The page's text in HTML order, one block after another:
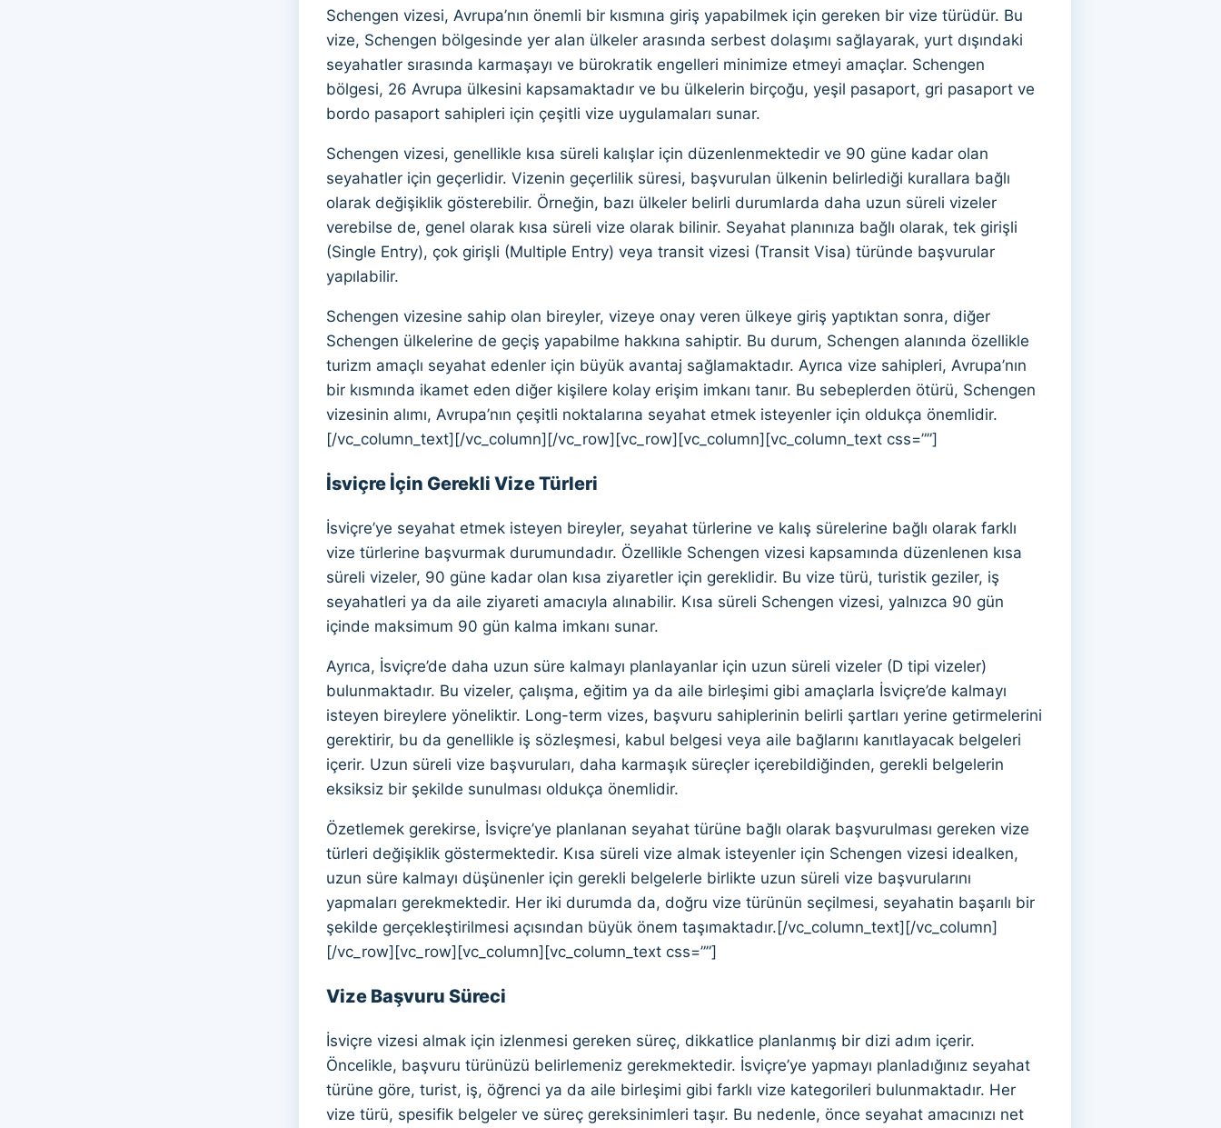
Schengen vizesi, Avrupa’nın önemli bir kısmına giriş yapabilmek için gereken bir vize türüdür. Bu
vize, Schengen bölgesinde yer alan ülkeler arasında serbest dolaşımı sağlayarak, yurt dışındaki
seyahatler sırasında karmaşayı ve bürokratik engelleri minimize etmeyi amaçlar. Schengen
bölgesi, 26 Avrupa ülkesini kapsamaktadır ve bu ülkelerin birçoğu, yeşil pasaport, gri pasaport ve
bordo pasaport sahipleri için çeşitli vize uygulamaları sunar.
Schengen vizesi, genellikle kısa süreli kalışlar için düzenlenmektedir ve 90 güne kadar olan
seyahatler için geçerlidir. Vizenin geçerlilik süresi, başvurulan ülkenin belirlediği kurallara bağlı
olarak değişiklik gösterebilir. Örneğin, bazı ülkeler belirli durumlarda daha uzun süreli vizeler
verebilse de, genel olarak kısa süreli vize olarak bilinir. Seyahat planınıza bağlı olarak, tek girişli
(Single Entry), çok girişli (Multiple Entry) veya transit vizesi (Transit Visa) türünde başvurular
yapılabilir.
Schengen vizesine sahip olan bireyler, vizeye onay veren ülkeye giriş yaptıktan sonra, diğer
Schengen ülkelerine de geçiş yapabilme hakkına sahiptir. Bu durum, Schengen alanında özellikle
turizm amaçlı seyahat edenler için büyük avantaj sağlamaktadır. Ayrıca vize sahipleri, Avrupa’nın
bir kısmında ikamet eden diğer kişilere kolay erişim imkanı tanır. Bu sebeplerden ötürü, Schengen
vizesinin alımı, Avrupa’nın çeşitli noktalarına seyahat etmek isteyenler için oldukça önemlidir.
[/vc_column_text][/vc_column][/vc_row][vc_row][vc_column][vc_column_text css=””]
İsviçre İçin Gerekli Vize Türleri
İsviçre’ye seyahat etmek isteyen bireyler, seyahat türlerine ve kalış sürelerine bağlı olarak farklı
vize türlerine başvurmak durumundadır. Özellikle Schengen vizesi kapsamında düzenlenen kısa
süreli vizeler, 90 güne kadar olan kısa ziyaretler için gereklidir. Bu vize türü, turistik geziler, iş
seyahatleri ya da aile ziyareti amacıyla alınabilir. Kısa süreli Schengen vizesi, yalnızca 90 gün
içinde maksimum 90 gün kalma imkanı sunar.
Ayrıca, İsviçre’de daha uzun süre kalmayı planlayanlar için uzun süreli vizeler (D tipi vizeler)
bulunmaktadır. Bu vizeler, çalışma, eğitim ya da aile birleşimi gibi amaçlarla İsviçre’de kalmayı
isteyen bireylere yöneliktir. Long-term vizes, başvuru sahiplerinin belirli şartları yerine getirmelerini
gerektirir, bu da genellikle iş sözleşmesi, kabul belgesi veya aile bağlarını kanıtlayacak belgeleri
içerir. Uzun süreli vize başvuruları, daha karmaşık süreçler içerebildiğinden, gerekli belgelerin
eksiksiz bir şekilde sunulması oldukça önemlidir.
Özetlemek gerekirse, İsviçre’ye planlanan seyahat türüne bağlı olarak başvurulması gereken vize
türleri değişiklik göstermektedir. Kısa süreli vize almak isteyenler için Schengen vizesi idealken,
uzun süre kalmayı düşünenler için gerekli belgelerle birlikte uzun süreli vize başvurularını
yapmaları gerekmektedir. Her iki durumda da, doğru vize türünün seçilmesi, seyahatin başarılı bir
şekilde gerçekleştirilmesi açısından büyük önem taşımaktadır.[/vc_column_text][/vc_column]
[/vc_row][vc_row][vc_column][vc_column_text css=””]
Vize Başvuru Süreci
İsviçre vizesi almak için izlenmesi gereken süreç, dikkatlice planlanmış bir dizi adım içerir.
Öncelikle, başvuru türünüzü belirlemeniz gerekmektedir. İsviçre’ye yapmayı planladığınız seyahat
türüne göre, turist, iş, öğrenci ya da aile birleşimi gibi farklı vize kategorileri bulunmaktadır. Her
vize türü, spesifik belgeler ve süreç gereksinimleri taşır. Bu nedenle, önce seyahat amacınızı net